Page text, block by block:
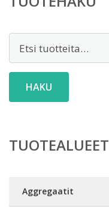
HAKU
TUOTEALUEET
Aggregaatit